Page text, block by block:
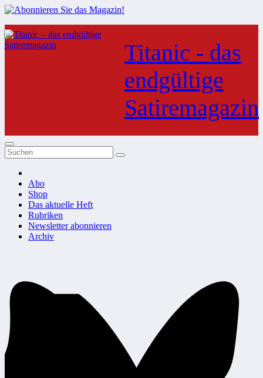
Zum
Inhalt
springen
Titanic - das
endgültige
Satiremagazin
Abo
Shop
Das aktuelle Heft
Rubriken
Newsletter abonnieren
Archiv